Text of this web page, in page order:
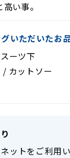
い事。
いただいたお
ーツ下
/ カットソー
ットをご利用